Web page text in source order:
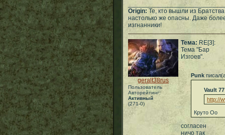
Origin: Те, кто вышли из
настолько же опасны. Даже
изгнанники!
geralt38rus
Пользователь
Авторейтинг:
Активный
(271-0)
Тема: RE[3]:
Тема "Бар
Изгоев".
Punk
Vault 77
http://
Круто Оо
согласен
ничо так